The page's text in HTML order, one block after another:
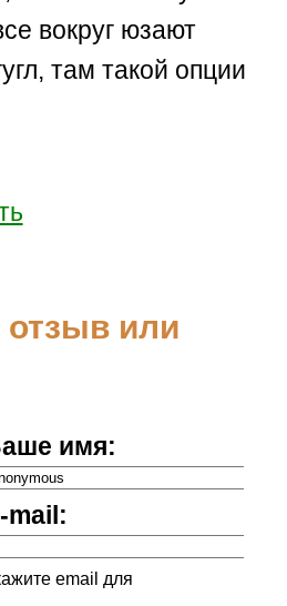
вокруг юзают
там такой опции
или
имя:
mail:
email для